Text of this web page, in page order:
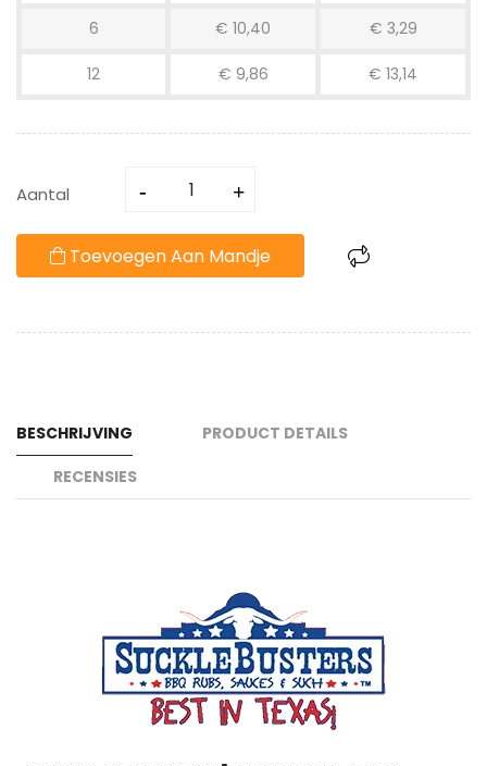
6 € 10,40 € 3,29
12 € 9,86 € 13,14
Aantal
Toevoegen Aan Mandje
BESCHRIJVING
PRODUCT DETAILS
RECENSIES